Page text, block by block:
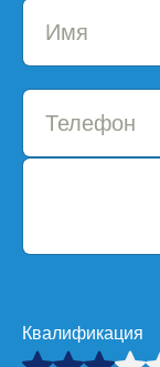
Квалификация